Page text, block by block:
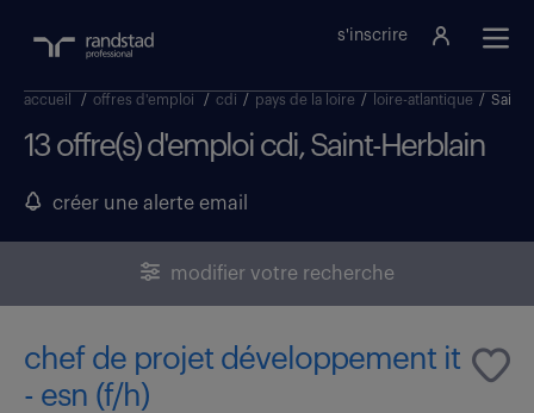
s'inscrire
accueil / offres d'emploi / cdi / pays de la loire / loire-atlantique / Saint
13 offre(s) d'emploi cdi, Saint-Herblain
créer une alerte email
modifier votre recherche
chef de projet développement it
- esn (f/h)